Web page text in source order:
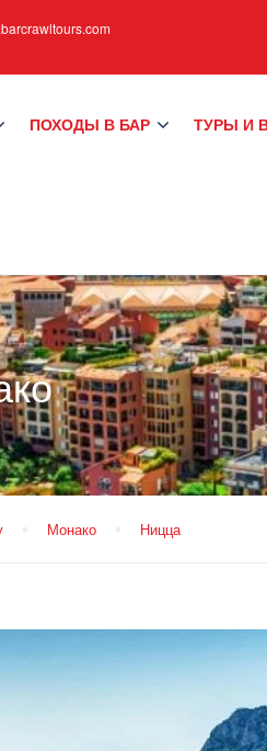
ПОХОДЫ В БАР ТУРЫ И
Монако Ницца